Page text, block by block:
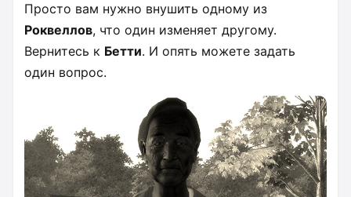
Просто вам нужно внушить одному из
Роквеллов, что один изменяет другому.
Вернитесь к Бетти. И опять можете задать
один вопрос.